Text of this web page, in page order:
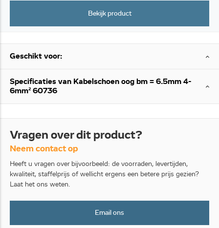
Bekijk product
Geschikt voor:
Specificaties van Kabelschoen oog bm = 6.5mm 4-
6mm² 60736
Vragen over dit product?
Neem contact op
Heeft u vragen over bijvoorbeeld: de voorraden, levertijden,
kwaliteit, staffelprijs of wellicht ergens een betere prijs gezien?
Laat het ons weten.
Email ons